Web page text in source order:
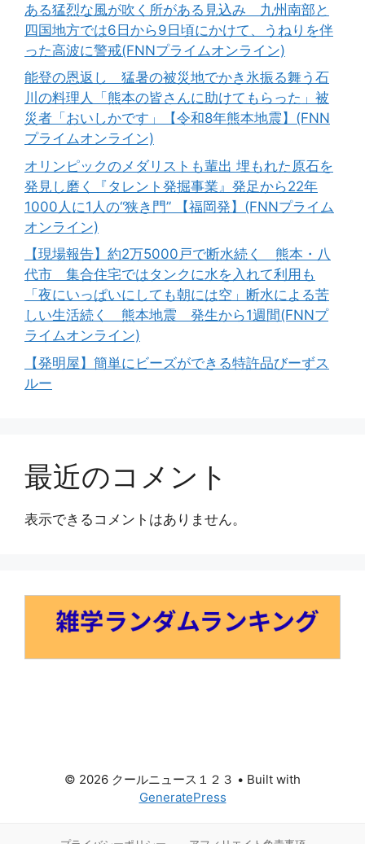
ある猛烈な風が吹く所がある見込み 九州南部と
四国地方では6日から9日頃にかけて、うねりを伴
った高波に警戒(FNNプライムオンライン)
能登の恩返し 猛暑の被災地でかき氷振る舞う石
川の料理人「熊本の皆さんに助けてもらった」被
災者「おいしかです」【令和8年熊本地震】(FNN
プライムオンライン)
オリンピックのメダリストも輩出 埋もれた原石を
発見し磨く『タレント発掘事業』発足から22年
1000人に1人の“狭き門” 【福岡発】(FNNプライム
オンライン)
【現場報告】約2万5000戸で断水続く 熊本・八
代市 集合住宅ではタンクに水を入れて利用も
「夜にいっぱいにしても朝には空」断水による苦
しい生活続く 熊本地震 発生から1週間(FNNプ
ライムオンライン)
【発明屋】簡単にビーズができる特許品びーずス
ルー
最近のコメント
表示できるコメントはありません。
© 2026 クールニュース１２３ • Built with
GeneratePress